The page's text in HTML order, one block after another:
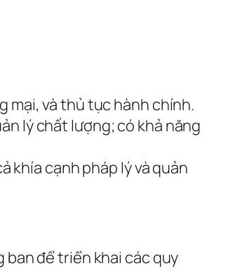
mại, và thủ tục hành chính.
lý chất lượng; có khả năng
khía cạnh pháp lý và quản
ban để triển khai các quy